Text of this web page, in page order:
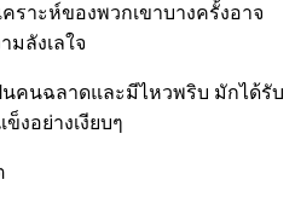
ราะห์ของพวกเขาบางครั้งอาจ
มลังเลใจ
นคนฉลาดและมีไหวพริบ มักได้รับ
งอย่างเงียบๆ